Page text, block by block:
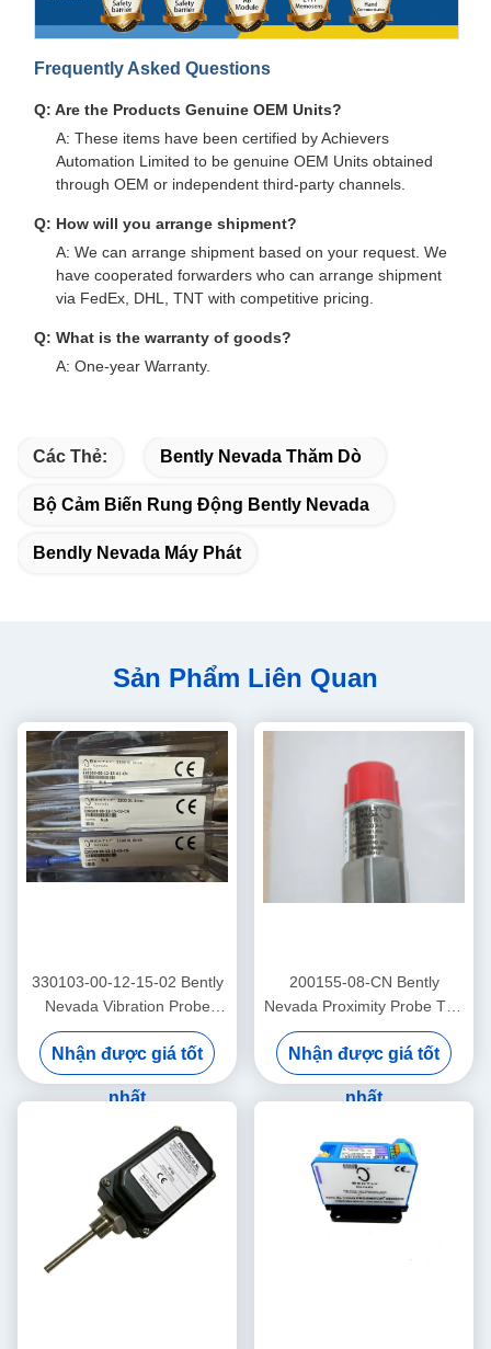
Frequently Asked Questions
Q: Are the Products Genuine OEM Units?
A: These items have been certified by Achievers
Automation Limited to be genuine OEM Units obtained
through OEM or independent third-party channels.
Q: How will you arrange shipment?
A: We can arrange shipment based on your request. We
have cooperated forwarders who can arrange shipment
via FedEx, DHL, TNT with competitive pricing.
Q: What is the warranty of goods?
A: One-year Warranty.
Các Thẻ: Bently Nevada Thăm Dò
Bộ Cảm Biến Rung Động Bently Nevada
Bendly Nevada Máy Phát
Sản Phẩm Liên Quan
330103-00-12-15-02 Bently
Nevada Vibration Probe
3300 Xl Proximitor Sensor
Nhận được giá tốt
nhất
200155-08-CN Bently
Nevada Proximity Probe Tần
số thấp Trendmaster Pro
Accelerometer
Nhận được giá tốt
nhất